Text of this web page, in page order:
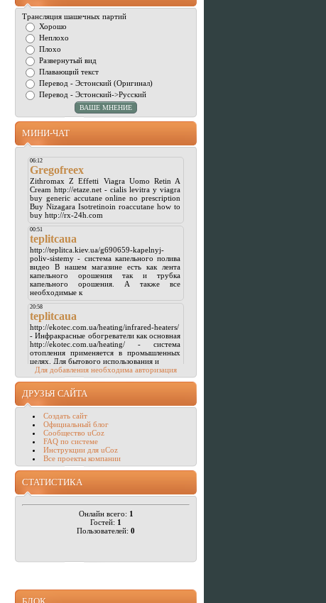
Трансляция шашечных партий
Хорошо
Неплохо
Плохо
Развернутый вид
Плавающий текст
Перевод - Эстонский (Оригинал)
Перевод - Эстонский->Русский
МИНИ-ЧАТ
Для добавления необходима авторизация
ДРУЗЬЯ САЙТА
Создать сайт
Официальный блог
Сообщество uCoz
FAQ по системе
Инструкции для uCoz
Все проекты компании
СТАТИСТИКА
Онлайн всего: 1
Гостей: 1
Пользователей: 0